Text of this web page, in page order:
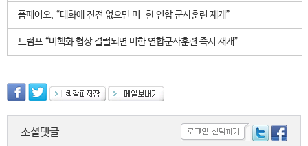
폼페이오, “대화에 진전 없으면 미-한 연합 군사훈련 재개”
트럼프 “비핵화 협상 결렬되면 미한 연합군사훈련 즉시 재개”
소셜댓글